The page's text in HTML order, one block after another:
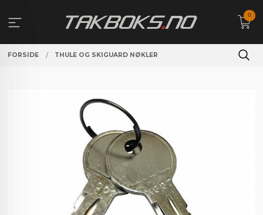
innholdet
0
FORSIDE THULE OG SKIGUARD NØKLER